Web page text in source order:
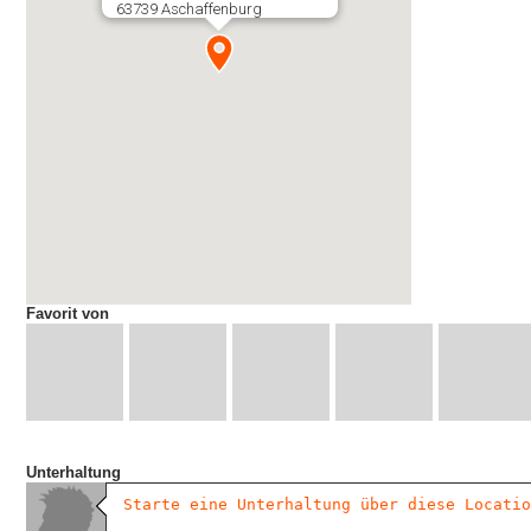
63739 Aschaffenburg
Favorit von
Unterhaltung